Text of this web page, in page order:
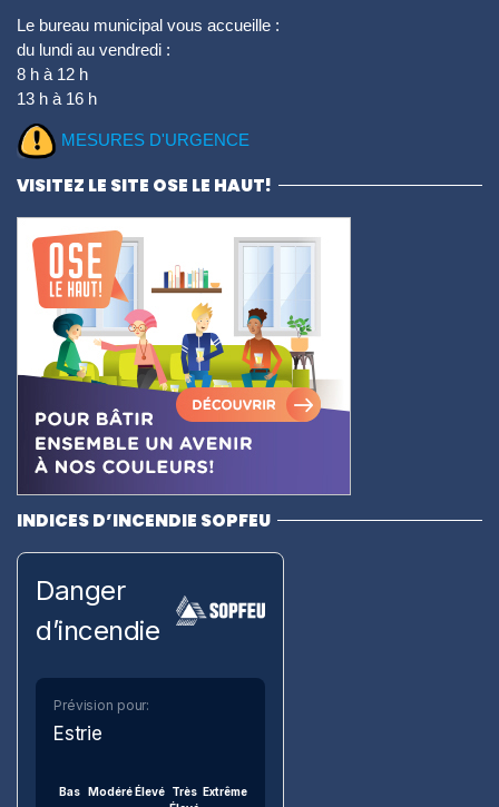
Le bureau municipal vous accueille :
du lundi au vendredi :
8 h à 12 h
13 h à 16 h
MESURES D'URGENCE
VISITEZ LE SITE OSE LE HAUT!
INDICES D’INCENDIE SOPFEU
Danger
d’incendie
Prévision pour:
Estrie
Bas Modéré Élevé Très Extrême